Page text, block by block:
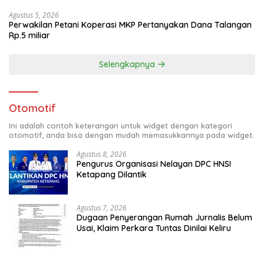
Agustus 5, 2026
Perwakilan Petani Koperasi MKP Pertanyakan Dana Talangan
Rp.5 miliar
Selengkapnya
Otomotif
Ini adalah contoh keterangan untuk widget dengan kategori
otomotif, anda bisa dengan mudah memasukkannya pada widget.
Agustus 8, 2026
Pengurus Organisasi Nelayan DPC HNSI
Ketapang Dilantik
Agustus 7, 2026
Dugaan Penyerangan Rumah Jurnalis Belum
Usai, Klaim Perkara Tuntas Dinilai Keliru